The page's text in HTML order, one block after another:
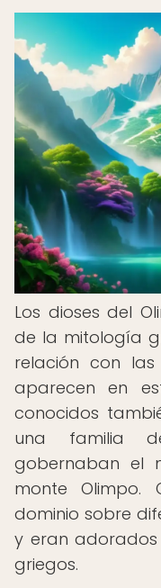
Los dioses del
de la mitología
relación con
aparecen en
conocidos
una familia
gobernaban el
monte
dominio sobre
y eran
griegos.